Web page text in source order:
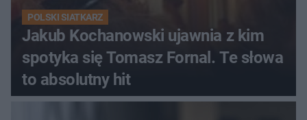
POLSKI SIATKARZ
Jakub Kochanowski ujawnia z kim
spotyka się Tomasz Fornal. Te słowa
to absolutny hit